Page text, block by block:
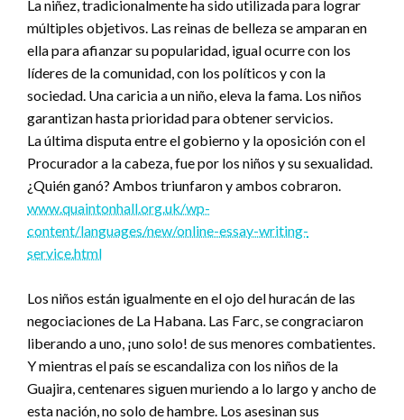
La niñez, tradicionalmente ha sido utilizada para lograr
múltiples objetivos. Las reinas de belleza se amparan en
ella para afianzar su popularidad, igual ocurre con los
líderes de la comunidad, con los políticos y con la
sociedad. Una caricia a un niño, eleva la fama. Los niños
garantizan hasta prioridad para obtener servicios.
La última disputa entre el gobierno y la oposición con el
Procurador a la cabeza, fue por los niños y su sexualidad.
¿Quién ganó? Ambos triunfaron y ambos cobraron.
www.quaintonhall.org.uk/wp-
content/languages/new/online-essay-writing-
service.html
Los niños están igualmente en el ojo del huracán de las
negociaciones de La Habana. Las Farc, se congraciaron
liberando a uno, ¡uno solo! de sus menores combatientes.
Y mientras el país se escandaliza con los niños de la
Guajira, centenares siguen muriendo a lo largo y ancho de
esta nación, no solo de hambre. Los asesinan sus